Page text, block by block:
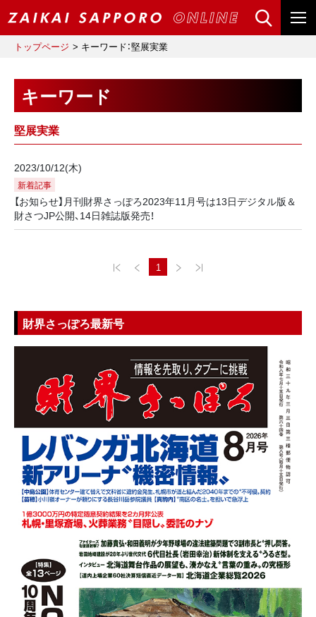
トップページ キーワード：堅展実業
キーワード
堅展実業
2023/10/12(木)
新着記事
【お知らせ】月刊財界さっぽろ2023年11月号は13日デジタル版＆
財さつJP公開、14日雑誌版発売！
1
財界さっぽろ最新号